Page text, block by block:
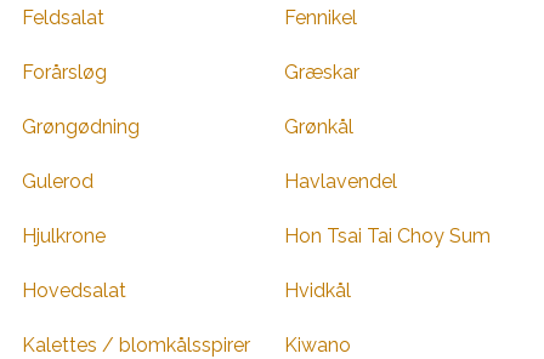
Feldsalat Fennikel
Forårsløg Græskar
Grøngødning Grønkål
Gulerod Havlavendel
Hjulkrone Hon Tsai Tai Choy Sum
Hovedsalat Hvidkål
Kalettes / blomkålsspirer Kiwano